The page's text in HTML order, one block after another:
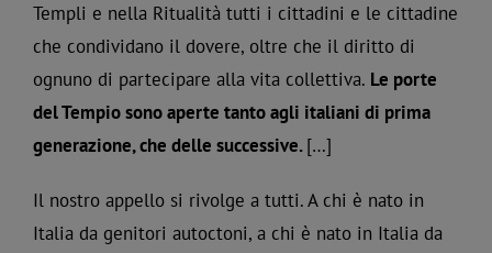
Templi e nella Ritualità tutti i cittadini e le cittadine
che condividano il dovere, oltre che il diritto di
ognuno di partecipare alla vita collettiva. Le porte
del Tempio sono aperte tanto agli italiani di prima
generazione, che delle successive.[…]
Il nostro appello si rivolge a tutti. A chi è nato in
Italia da genitori autoctoni, a chi è nato in Italia da